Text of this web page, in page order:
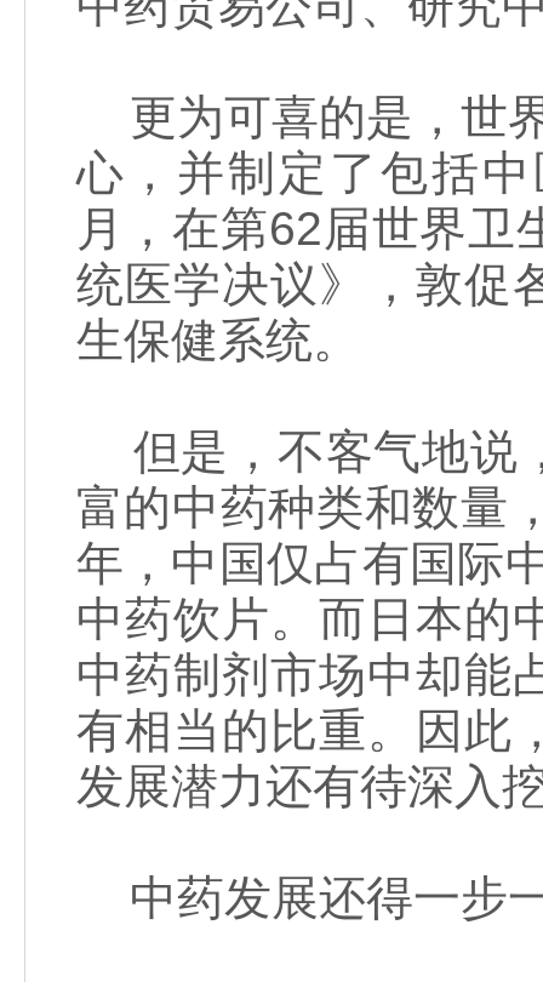
更为可喜的是，世
心，并制定了包括
月，在第62届世界卫
统医学决议》，敦促
生保健系统。
但是，不客气地说
富的中药种类和数量
年，中国仅占有国际
中药饮片。而日本的
中药制剂市场中却能
有相当的比重。因此
发展潜力还有待深入
中药发展还得一步